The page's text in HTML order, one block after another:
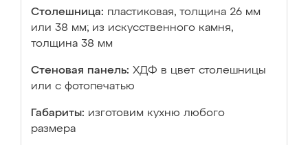
Столешница: пластиковая, толщина 26 мм
или 38 мм; из искусственного камня,
толщина 38 мм
Стеновая панель: ХДФ в цвет столешницы
или с фотопечатью
Габариты: изготовим кухню любого
размера